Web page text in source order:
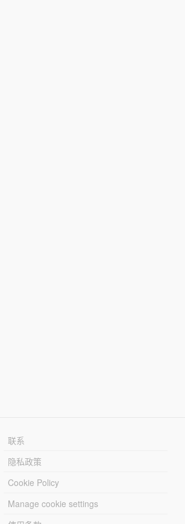
联系
隐私政策
Cookie Policy
Manage cookie settings